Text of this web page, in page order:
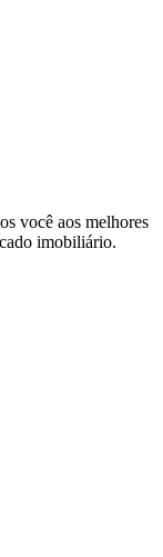
você aos melhores
imobiliário.